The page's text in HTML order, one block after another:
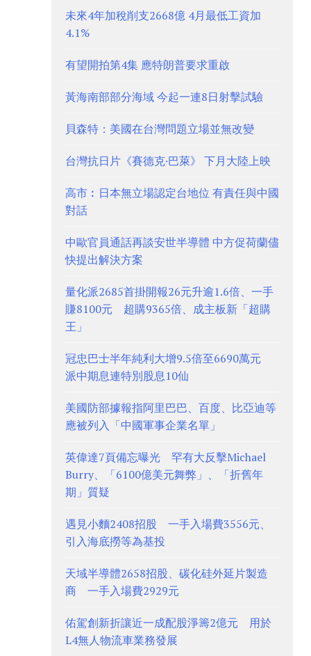
未來4年加稅削支2668億 4月最低工資加
4.1%
有望開拍第4集 應特朗普要求重啟
黃海南部部分海域 今起一連8日射擊試驗
貝森特：美國在台灣問題立場並無改變
台灣抗日片《賽德克·巴萊》 下月大陸上映
高市︰日本無立場認定台地位 有責任與中國
對話
中歐官員通話再談安世半導體 中方促荷蘭儘
快提出解決方案
量化派2685首掛開報26元升逾1.6倍、一手
賺8100元 超購9365倍、成主板新「超購
王」
冠忠巴士半年純利大增9.5倍至6690萬元
派中期息連特別股息10仙
美國防部據報指阿里巴巴、百度、比亞迪等
應被列入「中國軍事企業名單」
英偉達7頁備忘曝光 罕有大反擊Michael
Burry、「6100億美元舞弊」、「折舊年
期」質疑
遇見小麵2408招股 一手入場費3556元、
引入海底撈等為基投
天域半導體2658招股、碳化硅外延片製造
商 一手入場費2929元
佑駕創新折讓近一成配股淨籌2億元 用於
L4無人物流車業務發展